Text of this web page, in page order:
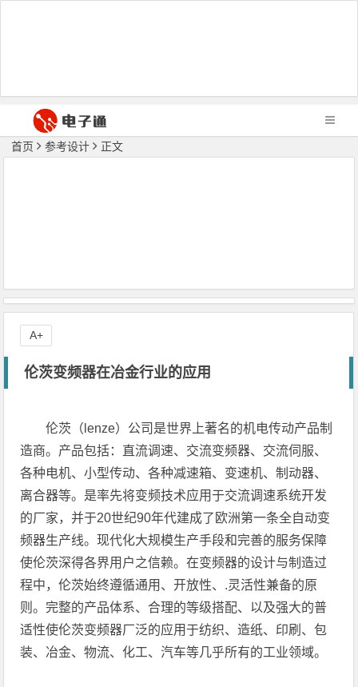
首页 参考设计 正文
伦茨变频器在冶金行业的应用
伦茨（lenze）公司是世界上著名的机电传动产品制
造商。产品包括：直流调速、交流变频器、交流伺服、
各种电机、小型传动、各种减速箱、变速机、制动器、
离合器等。是率先将变频技术应用于交流调速系统开发
的厂家，并于20世纪90年代建成了欧洲第一条全自动变
频器生产线。现代化大规模生产手段和完善的服务保障
使伦茨深得各界用户之信赖。在变频器的设计与制造过
程中，伦茨始终遵循通用、开放性、.灵活性兼备的原
则。完整的产品体系、合理的等级搭配、以及强大的普
适性使伦茨变频器厂泛的应用于纺织、造纸、印刷、包
装、冶金、物流、化工、汽车等几乎所有的工业领域。
A+